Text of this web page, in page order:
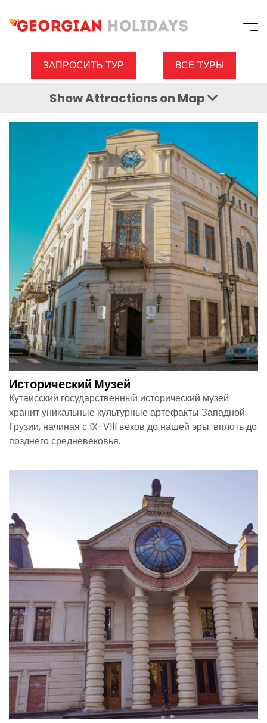
ЗАПРОСИТЬ ТУР ВСЕ ТУРЫ
ShowAttractionson Map
Исторический Музей
Кутаисский государственный исторический музей
хранит уникальные культурные артефакты Западной
Грузии, начиная с IX-VIII веков до нашей эры. вплоть до
позднего средневековья.